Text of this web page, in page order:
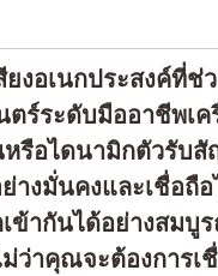
งอเนกประสงค์ที่
ร์ระดับมืออาชีพเ
รือไดนามิกตัวรั
มั่นคงและเชื่อถื
ข้ากันได้อย่างสม
ว่าคุณจะต้องการ